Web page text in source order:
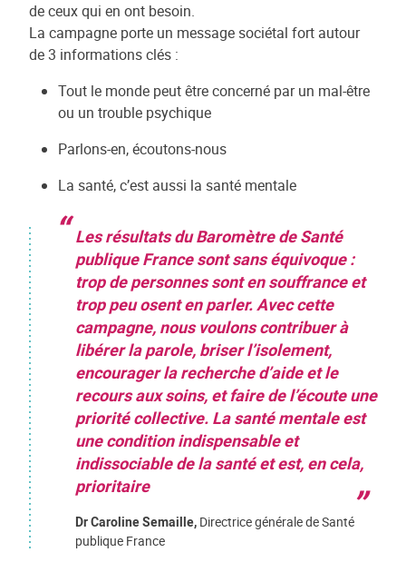
de ceux qui en ont besoin.
La campagne porte un message sociétal fort autour
de 3 informations clés :
Tout le monde peut être concerné par un mal-être
ou un trouble psychique
Parlons-en, écoutons-nous
La santé, c’est aussi la santé mentale
Les résultats du Baromètre de Santé
publique France sont sans équivoque :
trop de personnes sont en souffrance et
trop peu osent en parler. Avec cette
campagne, nous voulons contribuer à
libérer la parole, briser l’isolement,
encourager la recherche d’aide et le
recours aux soins, et faire de l’écoute une
priorité collective. La santé mentale est
une condition indispensable et
indissociable de la santé et est, en cela,
prioritaire
Dr Caroline Semaille, Directrice générale de Santé
publique France